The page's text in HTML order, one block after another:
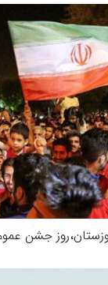
جشن